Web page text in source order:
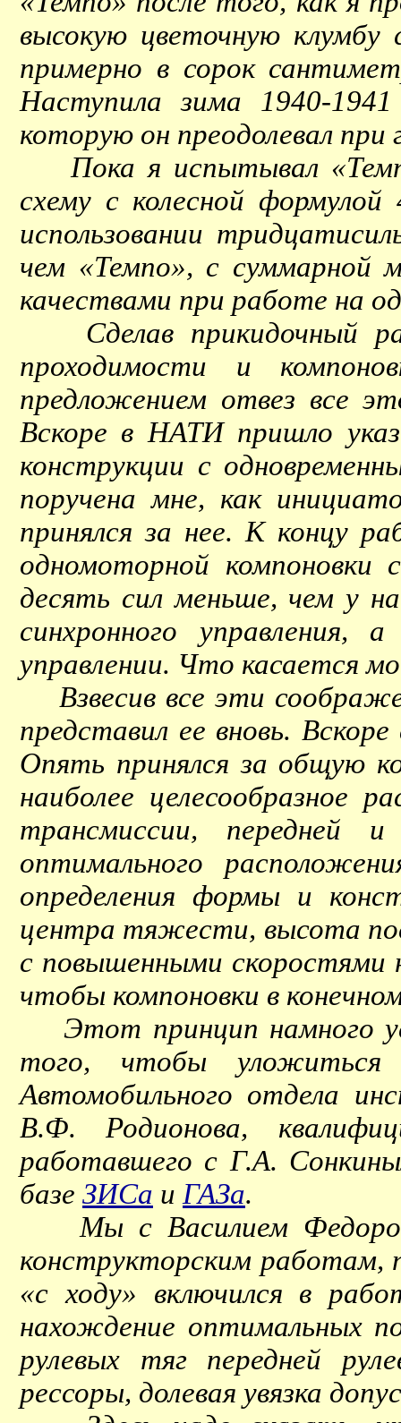
высокую цветочную
примерно в сорок
Наступила зима 1940-
которую он преодолевал
Пока я испытывал
схему с колесной
использовании
чем «Темпо», с
качествами при работе на
Сделав прикидочный
проходимости и
предложением отвез все
Вскоре в НАТИ пришло
конструкции с
поручена мне, как
принялся за нее. К концу
одномоторной компоновки
десять сил меньше, чем у
синхронного
управлении. Что касается
Взвесив все эти
представил ее вновь.
Опять принялся за общую
наиболее целесообразное
трансмиссии, передней
оптимального
определения формы и
центра тяжести, высота
с повышенными скоростями
чтобы компоновки в
Этот принцип намного
того, чтобы уложиться
Автомобильного отдела
В.Ф. Родионова,
работавшего с Г.А.
базе ЗИСа и ГАЗа.
Мы с Василием
конструкторским работам,
«с ходу» включился в
нахождение оптимальных
рулевых тяг передней
рессоры, долевая увязка